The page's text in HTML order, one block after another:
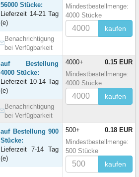
56000 Stücke:
Lieferzeit 14-21 Tag
(e)
Benachrichtigung
bei Verfügbarkeit
Mindestbestellmenge:
4000 Stücke
kaufen
auf Bestellung
4000 Stücke:
Lieferzeit 10-14 Tag
(e)
Benachrichtigung
bei Verfügbarkeit
4000+
0.15 EUR
Mindestbestellmenge:
4000 Stücke
kaufen
auf Bestellung 900
Stücke:
Lieferzeit 7-14 Tag
(e)
500+
0.18 EUR
Mindestbestellmenge:
500 Stücke
kaufen